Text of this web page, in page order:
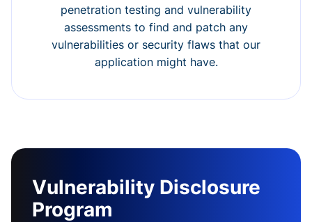
penetration testing and vulnerability
assessments to find and patch any
vulnerabilities or security flaws that our
application might have.
Vulnerability Disclosure
Program